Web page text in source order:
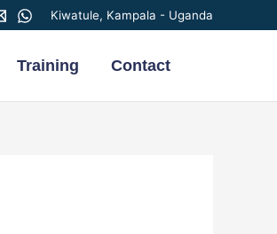
Kiwatule, Kampala - Uganda
Training Contact